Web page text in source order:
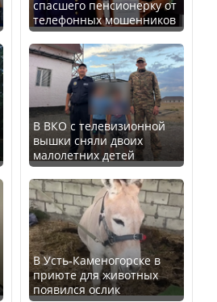
В России введены
дополнительные
ограничения для
казахстанских прав
Трамп официально
вступил в должность
президента США
спасшего пенсионерку от
телефонных мошенников
В ВКО с телевизионной
вышки сняли двоих
малолетних детей
В Усть-Каменогорске в
приюте для животных
появился ослик